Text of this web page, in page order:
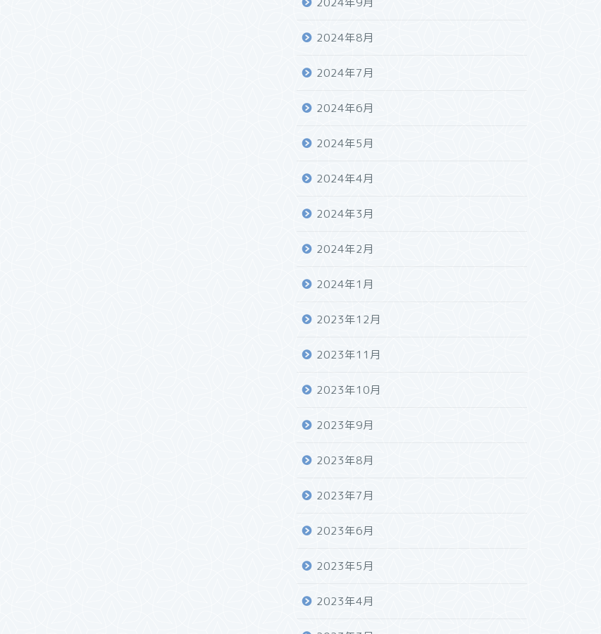
2024年8月
2024年7月
2024年6月
2024年5月
2024年4月
2024年3月
2024年2月
2024年1月
2023年12月
2023年11月
2023年10月
2023年9月
2023年8月
2023年7月
2023年6月
2023年5月
2023年4月